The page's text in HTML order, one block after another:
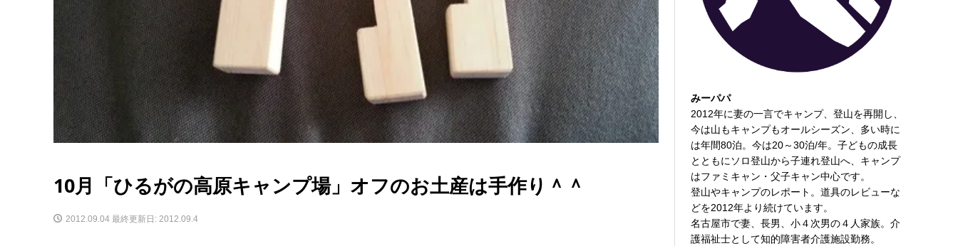
10月「ひるがの高原キャンプ場」オフのお土産は手作り＾＾
2012.09.04最終更新日: 2012.09.4
みーパパ
2012年に妻の一言でキャンプ、登山を再開し、
今は山もキャンプもオールシーズン、多い時に
は年間80泊。今は20～30泊/年。子どもの成長
とともにソロ登山から子連れ登山へ、キャンプ
はファミキャン・父子キャン中心です。
登山やキャンプのレポート。道具のレビューな
どを2012年より続けています。
名古屋市で妻、長男、小４次男の４人家族。介
護福祉士として知的障害者介護施設勤務。